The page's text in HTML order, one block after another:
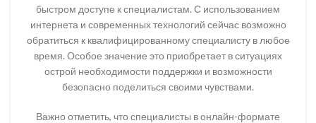
быстром доступе к специалистам. С использованием
интернета и современных технологий сейчас возможно
обратиться к квалифицированному специалисту в любое
время. Особое значение это приобретает в ситуациях
острой необходимости поддержки и возможности
безопасно поделиться своими чувствами.
Важно отметить, что специалисты в онлайн-формате